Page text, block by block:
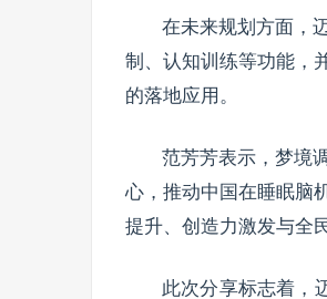
在未来规划方面，
制、认知训练等功能，
的落地应用。
范芳芳表示，梦境
心，推动中国在睡眠脑
提升、创造力激发与全
此次分享标志着，